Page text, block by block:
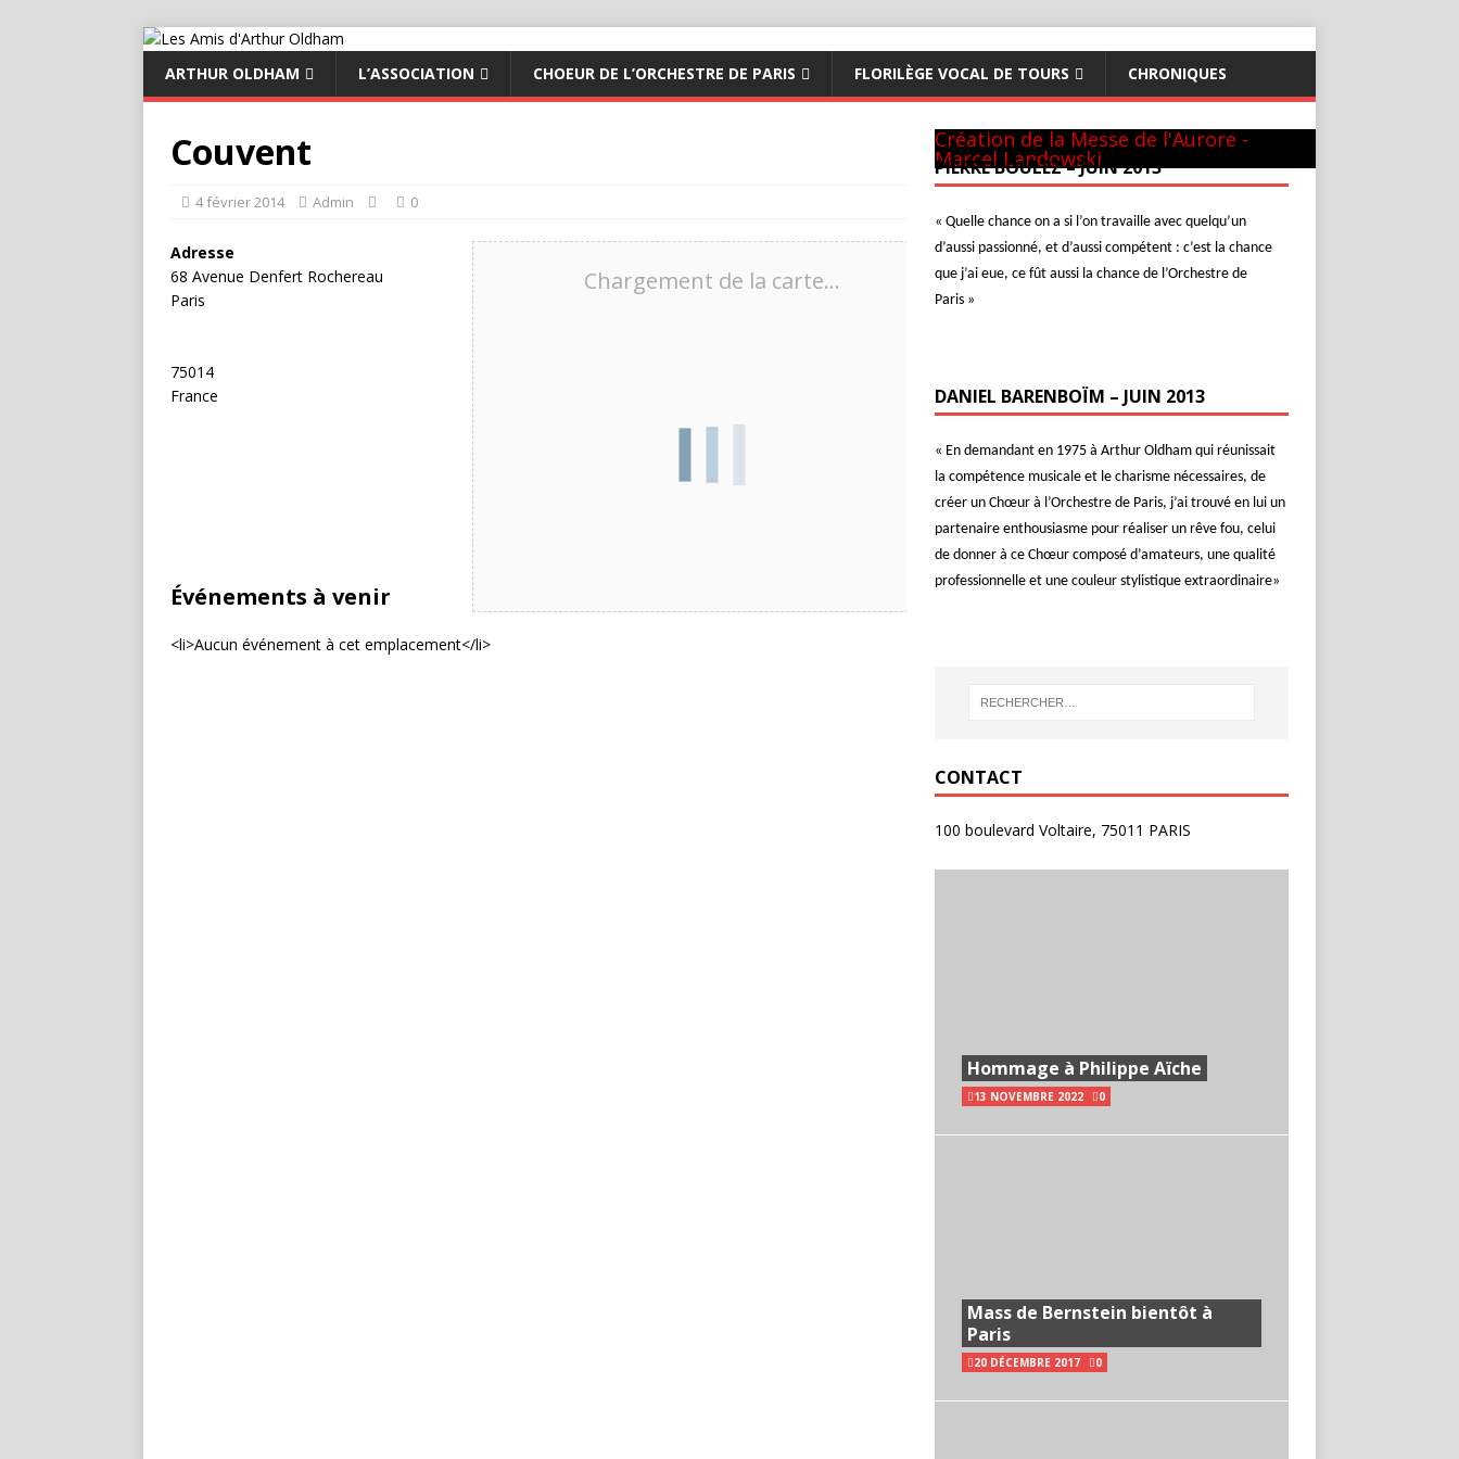
ARTHUR OLDHAM L’ASSOCIATION CHOEUR DE L’ORCHESTRE DE PARIS FLORILÈGE VOCAL DE TOURS CHRONIQUES
Couvent
4 février 2014 Admin 0
Chargement de la carte…
Adresse
68 Avenue Denfert Rochereau
Paris
75014
France
Événements à venir
<li>Aucun événement à cet emplacement</li>
Panthéon - 22 mai 1981
CM GUILINI
Arthur & Daniel
à New-York
avec L. Naouri à Orange
A Tel-Aviv
Avec Michel Plasson
Dernier requiem à Turin
Concert inaugural - Te Deum de Berlioz
Avec Seiji Ozawa
Création de la Messe de l'Aurore -
Marcel Landowski
PIERRE BOULEZ – JUIN 2013
« Quelle chance on a si l’on travaille avec quelqu’un
d’aussi passionné, et d’aussi compétent : c’est la chance
que j’ai eue, ce fût aussi la chance de l’Orchestre de
Paris »
DANIEL BARENBOÏM – JUIN 2013
« En demandant en 1975 à Arthur Oldham qui réunissait
la compétence musicale et le charisme nécessaires, de
créer un Chœur à l’Orchestre de Paris, j’ai trouvé en lui un
partenaire enthousiasme pour réaliser un rêve fou, celui
de donner à ce Chœur composé d’amateurs, une qualité
professionnelle et une couleur stylistique extraordinaire»
CONTACT
100 boulevard Voltaire, 75011 PARIS
Hommage à Philippe Aïche
13 NOVEMBRE 2022 0
Mass de Bernstein bientôt à
Paris
20 DÉCEMBRE 2017 0